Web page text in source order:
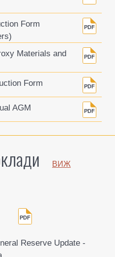
Form
Materials and
Form
AGM
ВИЖ
Reserve Update -